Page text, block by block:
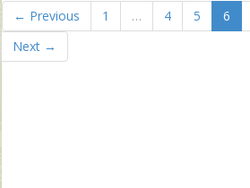
← Previous 1 … 4 5 6
Next →